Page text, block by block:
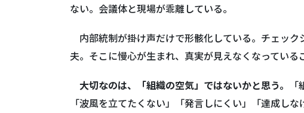
ない。会議体と現場が乖離している。
内部統制が掛け声だけで形骸化している。チェッ
夫。そこに慢心が生まれ、真実が見えなくなっている
大切なのは、「組織の空気」ではないかと思う。
「波風を立てたくない」「発言しにくい」「達成し